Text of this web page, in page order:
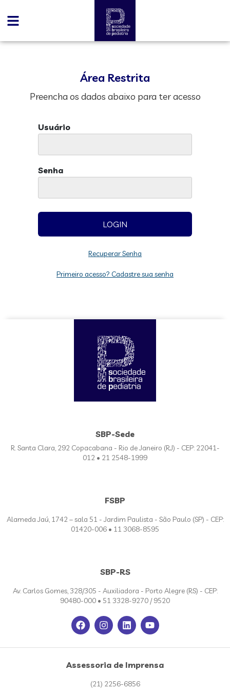
Área Restrita
Preencha os dados abaixo para ter acesso
Usuário
Senha
Recuperar Senha
Primeiro acesso? Cadastre sua senha
SBP-Sede
R. Santa Clara, 292 Copacabana - Rio de Janeiro (RJ) - CEP: 22041-
012 • 21 2548-1999
FSBP
Alameda Jaú, 1742 – sala 51 - Jardim Paulista - São Paulo (SP) - CEP:
01420-006 • 11 3068-8595
SBP-RS
Av. Carlos Gomes, 328/305 - Auxiliadora - Porto Alegre (RS) - CEP:
90480-000 • 51 3328-9270 / 9520
Assessoria de Imprensa
(21) 2256-6856